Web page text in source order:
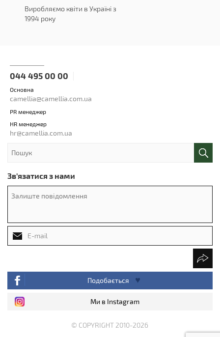
Виробляємо квіти в Україні з
1994 року
044 495 00 00
Основна
camellia@camellia.com.ua
PR менеджер
HR менеджер
hr@camellia.com.ua
Зв'язатися з нами
Подобається
Ми в Instagram
© COPYRIGHT 2010-2026